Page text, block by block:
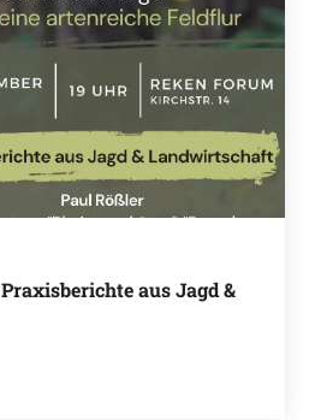
aus Jagd &